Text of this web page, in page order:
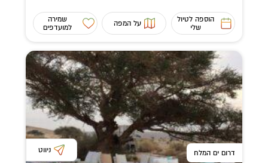
הוספה לטיול
שלי
על המפה
שמירה
למועדפים
דרום ים המלח ניווט